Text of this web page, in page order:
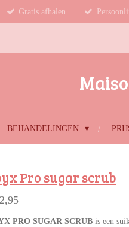
Gratis afhalen
BEHANDELINGEN
Pro sugar scrub
PRO SUGAR SCRUB is een